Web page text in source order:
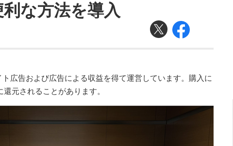
な方法を導入
広告および広告による収益を得て運営しています。購入に
元されることがあります。